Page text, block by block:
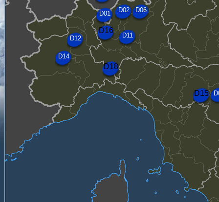
D01 D02 D06
D11
D12
D14
D15
D16
D18